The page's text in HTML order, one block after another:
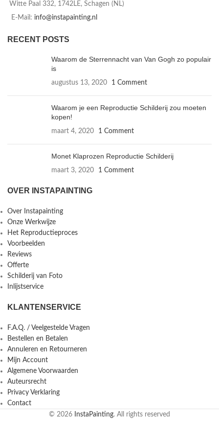
Witte Paal 332, 1742LE, Schagen (NL)
E-Mail: info@instapainting.nl
RECENT POSTS
Waarom de Sterrennacht van Van Gogh zo populair
is
augustus 13, 2020 1 Comment
Waarom je een Reproductie Schilderij zou moeten
kopen!
maart 4, 2020 1 Comment
Monet Klaprozen Reproductie Schilderij
maart 3, 2020 1 Comment
OVER INSTAPAINTING
Over Instapainting
Onze Werkwijze
Het Reproductieproces
Voorbeelden
Reviews
Offerte
Schilderij van Foto
Inlijstservice
KLANTENSERVICE
F.A.Q. / Veelgestelde Vragen
Bestellen en Betalen
Annuleren en Retourneren
Mijn Account
Algemene Voorwaarden
Auteursrecht
Privacy Verklaring
Contact
© 2026
InstaPainting. All rights reserved